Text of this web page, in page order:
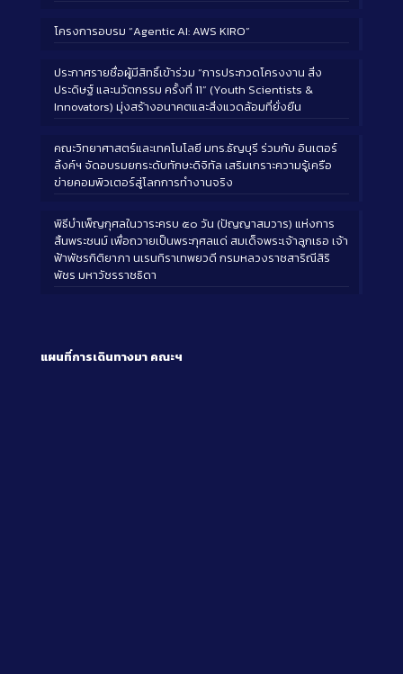
โครงการอบรม “Agentic AI: AWS KIRO”
ประกาศรายชื่อผู้มีสิทธิ์เข้าร่วม “การประกวดโครงงาน สิ่ง
ประดิษฐ์ และนวัตกรรม ครั้งที่ 11” (Youth Scientists &
Innovators) มุ่งสร้างอนาคตและสิ่งแวดล้อมที่ยั่งยืน
คณะวิทยาศาสตร์และเทคโนโลยี มทร.ธัญบุรี ร่วมกับ อินเตอร์
ลิ้งค์ฯ จัดอบรมยกระดับทักษะดิจิทัล เสริมเกราะความรู้เครือ
ข่ายคอมพิวเตอร์สู่โลกการทำงานจริง
พิธีบำเพ็ญกุศลในวาระครบ ๕๐ วัน (ปัญญาสมวาร) แห่งการ
สิ้นพระชนม์ เพื่อถวายเป็นพระกุศลแด่ สมเด็จพระเจ้าลูกเธอ เจ้า
ฟ้าพัชรกิติยาภา นเรนทิราเทพยวดี กรมหลวงราชสาริณีสิริ
พัชร มหาวัชรราชธิดา
แผนที่การเดินทางมา คณะฯ